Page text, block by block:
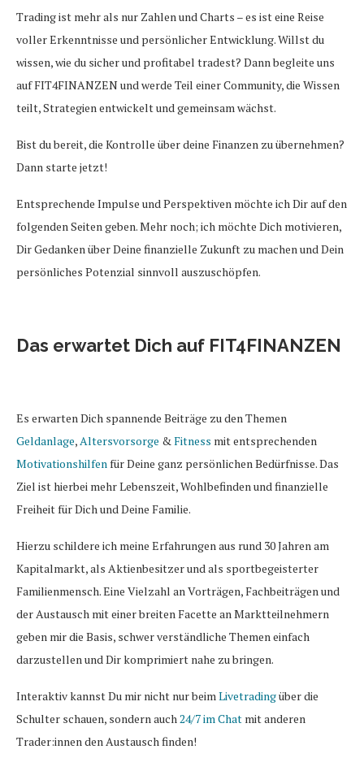
Trading ist mehr als nur Zahlen und Charts – es ist eine Reise
voller Erkenntnisse und persönlicher Entwicklung. Willst du
wissen, wie du sicher und profitabel tradest? Dann begleite uns
auf FIT4FINANZEN und werde Teil einer Community, die Wissen
teilt, Strategien entwickelt und gemeinsam wächst.
Bist du bereit, die Kontrolle über deine Finanzen zu übernehmen?
Dann starte jetzt!
Entsprechende Impulse und Perspektiven möchte ich Dir auf den
folgenden Seiten geben. Mehr noch; ich möchte Dich motivieren,
Dir Gedanken über Deine finanzielle Zukunft zu machen und Dein
persönliches Potenzial sinnvoll auszuschöpfen.
Das erwartet Dich auf FIT4FINANZEN
Es erwarten Dich spannende Beiträge zu den Themen
Geldanlage, Altersvorsorge & Fitness mit entsprechenden
Motivationshilfen für Deine ganz persönlichen Bedürfnisse. Das
Ziel ist hierbei mehr Lebenszeit, Wohlbefinden und finanzielle
Freiheit für Dich und Deine Familie.
Hierzu schildere ich meine Erfahrungen aus rund 30 Jahren am
Kapitalmarkt, als Aktienbesitzer und als sportbegeisterter
Familienmensch. Eine Vielzahl an Vorträgen, Fachbeiträgen und
der Austausch mit einer breiten Facette an Marktteilnehmern
geben mir die Basis, schwer verständliche Themen einfach
darzustellen und Dir komprimiert nahe zu bringen.
Interaktiv kannst Du mir nicht nur beim Livetradingüber die
Schulter schauen, sondern auch 24/7 im Chat mit anderen
Trader:innen den Austausch finden!